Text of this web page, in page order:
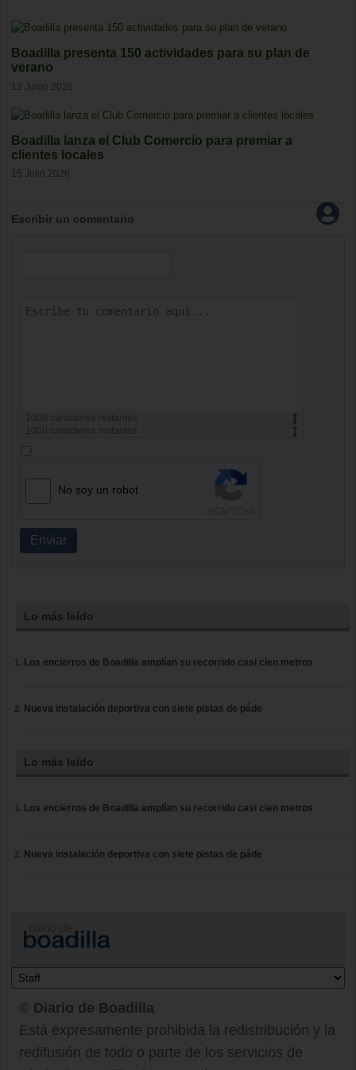
Boadilla presenta 150 actividades para su plan de
verano
12 Junio 2026
Boadilla lanza el Club Comercio para premiar a
clientes locales
15 Julio 2026
Escribir un comentario
1000
caracteres restantes
1000
caracteres restantes
No soy un robot
Enviar
Lo más leído
Los encierros de Boadilla amplían su recorrido casi cien metros
Nueva instalación deportiva con siete pistas de páde
Lo más leído
Los encierros de Boadilla amplían su recorrido casi cien metros
Nueva instalación deportiva con siete pistas de páde
© Diario de Boadilla
Está expresamente prohibida la redistribución y la
redifusión de todo o parte de los servicios de